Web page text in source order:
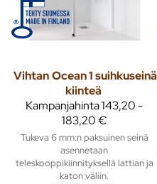
VihtanOcean 1 suihkuseinä
kiinteä
Kampanjahinta143,20 -
183,20 €
Tukeva 6 mm:n paksuinen seinä
asennetaan
teleskooppikiinnityksellä lattian ja
katon väliin.